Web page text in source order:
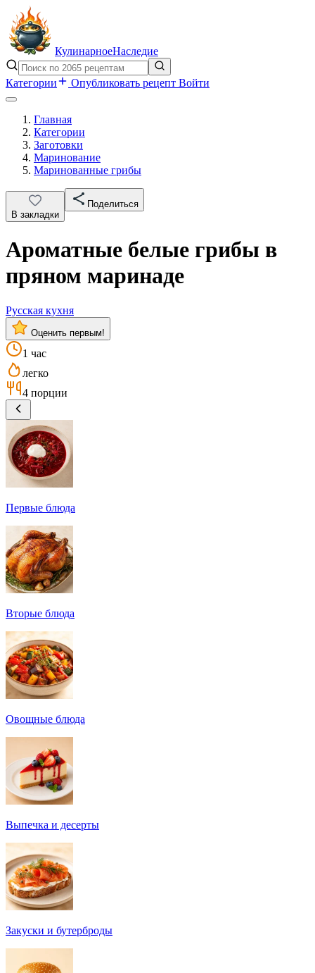
КулинарноеНаследие
Категории Опубликовать рецепт Войти
Главная
Категории
Заготовки
Маринование
Маринованные грибы
В закладки
Поделиться
Ароматные белые грибы в
пряном маринаде
Русская кухня
Оценить первым!
1 час
легко
4 порции
Первые блюда
Вторые блюда
Овощные блюда
Выпечка и десерты
Закуски и бутерброды